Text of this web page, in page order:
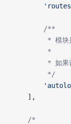
        /**
* 模块
         *
* 如果
         */
    ],
    /*